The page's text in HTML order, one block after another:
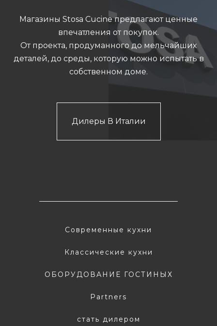
Магазины Stosa Cucine предлагают ценные
впечатления от покупок.
От проекта, продуманного до мельчайших
деталей, до среды, которую можно испытать в
собственном доме.
Дилеры В Италии
Современные кухни
Классические кухни
ОБОРУДОВАНИЕ ГОСТИНЫХ
Partners
стать дилером